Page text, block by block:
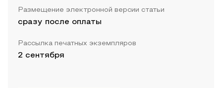
Размещение электронной версии статьи
сразу после оплаты
Рассылка печатных экземпляров
2 сентября